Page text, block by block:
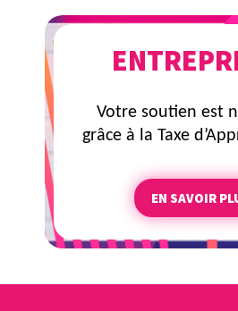
Votre soutien est
grâce à la Taxe
EN SAVOIR